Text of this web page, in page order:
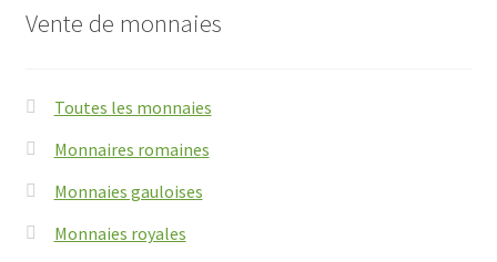
Vente de monnaies
Toutes les monnaies
Monnaires romaines
Monnaies gauloises
Monnaies royales